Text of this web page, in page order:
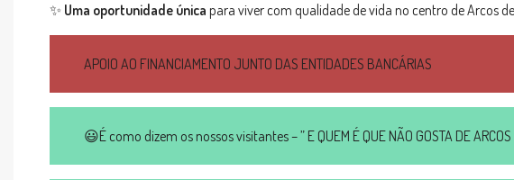
✨ Uma oportunidade única para viver com qualidade de vida no centro de Arcos
APOIO AO FINANCIAMENTO JUNTO DAS ENTIDADES BANCÁRIAS
😃É como dizem os nossos visitantes – ” E QUEM É QUE NÃO GOSTA DE